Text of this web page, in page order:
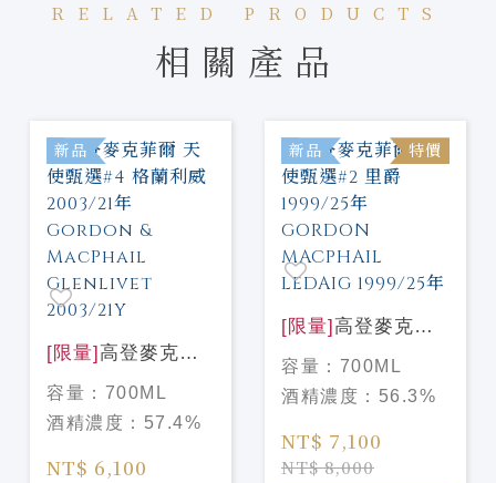
RELATED PRODUCTS
相關產品
新品
[限量] 高登麥克菲
爾 天使甄選#4 格
蘭利威 2003/21年
Gordon &
MacPhail
容量： 700ML
酒精濃度： 57.4%
NT$ 6,100
新品 特價
[限量] 高登麥克菲
爾 天使甄選#2 里
爵1999/25年
GORDON
MACPHAIL
LEDAIG 1999/25
容量： 700ML
酒精濃度： 56.3%
NT$ 7,100
NT$ 8,000